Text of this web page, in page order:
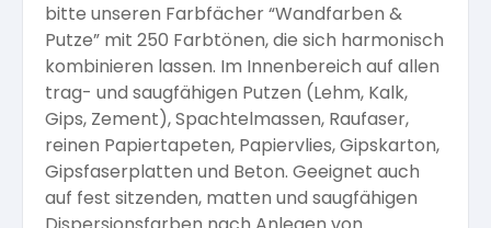
Spezialfarben
bitte unseren Farbfächer “Wandfarben &
Putze” mit 250 Farbtönen, die sich harmonisch
kombinieren lassen. Im Innenbereich auf allen
trag- und saugfähigen Putzen (Lehm, Kalk,
Gips, Zement), Spachtelmassen, Raufaser,
reinen Papiertapeten, Papiervlies, Gipskarton,
Gipsfaserplatten und Beton. Geeignet auch
auf fest sitzenden, matten und saugfähigen